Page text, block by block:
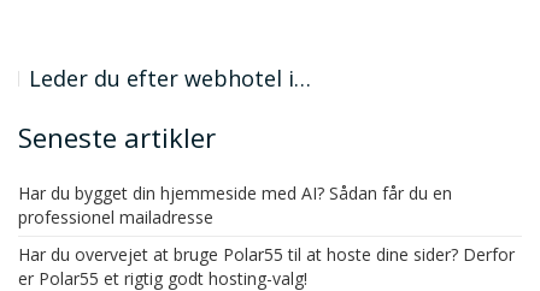
Leder du efter webhotel i…
Seneste artikler
Har du bygget din hjemmeside med AI? Sådan får du en
professionel mailadresse
Har du overvejet at bruge Polar55 til at hoste dine sider? Derfor
er Polar55 et rigtig godt hosting-valg!